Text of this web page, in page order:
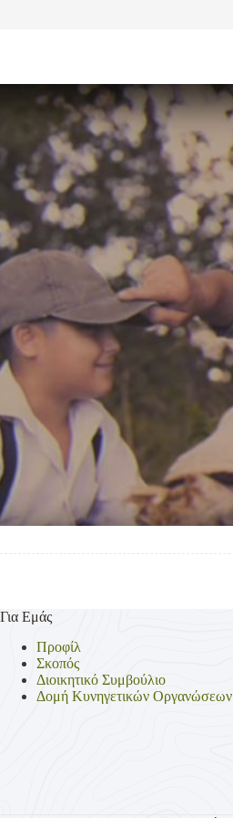
Για Εμάς
Προφίλ
Σκοπός
Διοικητικό Συμβούλιο
Δομή Κυνηγετικών Οργανώσεων